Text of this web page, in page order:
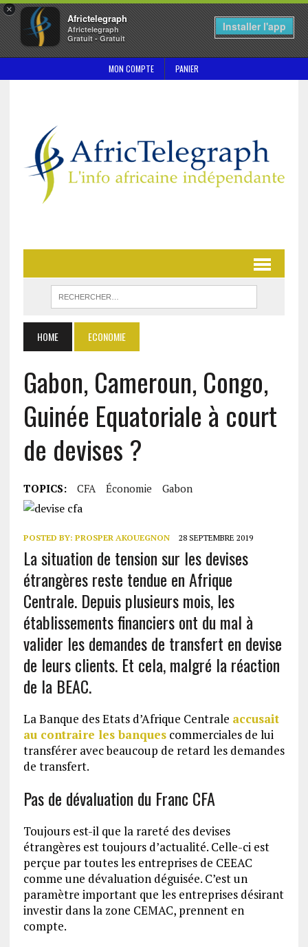
×
Africtelegraph
Africtelegraph
Gratuit - Gratuit
Installer l'app
MON COMPTE PANIER
HOME ECONOMIE
Gabon, Cameroun, Congo,
Guinée Equatoriale à court
de devises ?
TOPICS: CFA Économie Gabon
POSTED BY: PROSPER AKOUEGNON 28 SEPTEMBRE 2019
La situation de tension sur les devises
étrangères reste tendue en Afrique
Centrale. Depuis plusieurs mois, les
établissements financiers ont du mal à
valider les demandes de transfert en devise
de leurs clients. Et cela, malgré la réaction
de la BEAC.
La Banque des Etats d’Afrique Centrale accusait
au contraire les banquescommerciales de lui
transférer avec beaucoup de retard les demandes
de transfert.
Pas de dévaluation du Franc CFA
Toujours est-il que la rareté des devises
étrangères est toujours d’actualité. Celle-ci est
perçue par toutes les entreprises de CEEAC
comme une dévaluation déguisée. C’est un
paramètre important que les entreprises désirant
investir dans la zone CEMAC, prennent en
compte.